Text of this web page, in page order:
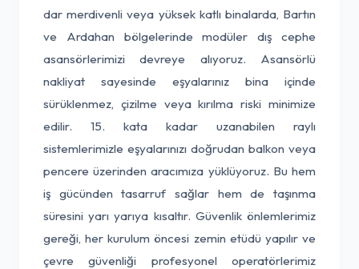
dar merdivenli veya yüksek katlı binalarda, Bartın
ve Ardahan bölgelerinde modüler dış cephe
asansörlerimizi devreye alıyoruz. Asansörlü
nakliyat sayesinde eşyalarınız bina içinde
sürüklenmez, çizilme veya kırılma riski minimize
edilir. 15. kata kadar uzanabilen raylı
sistemlerimizle eşyalarınızı doğrudan balkon veya
pencere üzerinden aracımıza yüklüyoruz. Bu hem
iş gücünden tasarruf sağlar hem de taşınma
süresini yarı yarıya kısaltır. Güvenlik önlemlerimiz
gereği, her kurulum öncesi zemin etüdü yapılır ve
çevre güvenliği profesyonel operatörlerimiz